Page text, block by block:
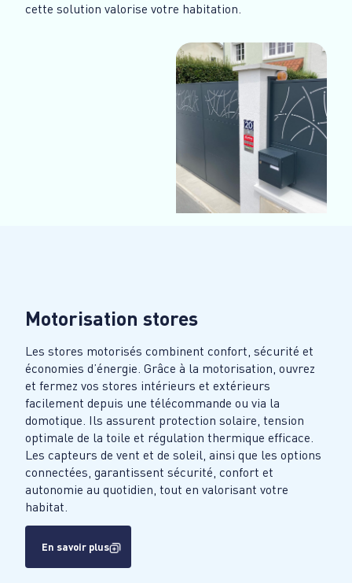
cette solution valorise votre habitation.
Motorisation stores
Les stores motorisés combinent confort, sécurité et
économies d’énergie. Grâce à la motorisation, ouvrez
et fermez vos stores intérieurs et extérieurs
facilement depuis une télécommande ou via la
domotique. Ils assurent protection solaire, tension
optimale de la toile et régulation thermique efficace.
Les capteurs de vent et de soleil, ainsi que les options
connectées, garantissent sécurité, confort et
autonomie au quotidien, tout en valorisant votre
habitat.
En savoir plus